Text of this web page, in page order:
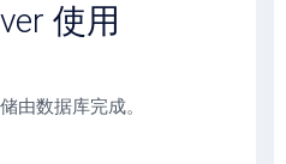
使用
由数据库完成。